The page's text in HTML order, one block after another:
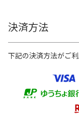
決済方法
下記の決済方法がご利